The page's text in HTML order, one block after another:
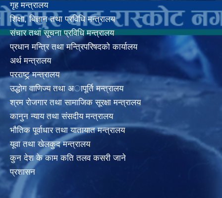
गृह मन्त्रालय
शिक्षा, बिज्ञान तथा प्रविधि मन्त्रालय
संचार तथा सूचना प्रविधि मन्त्रालय
प्रधान मन्त्रि तथा मन्त्रिपरिषदको कार्यालय
अर्थ मन्त्रालय
परराष्ट्र् मन्त्रालय
उद्धोग वाणिज्य तथा अापूर्ति मन्त्रालय
श्रम रोजगार तथा सामाजिक सूरक्षा मन्त्रालय
कानुन न्याय तथा संसदीय मन्त्रालय
भाैतिक पूर्वाधार तथा यातायात मन्त्रालय
यूवा तथा खेलकुद मन्त्रालय
कुन देश के काम कति तलव कसरी जाने
प्रशासन